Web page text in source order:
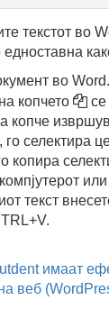
текстот во
во Word.
копчето
се
копче
селектира
копира
текст
имаат
веб